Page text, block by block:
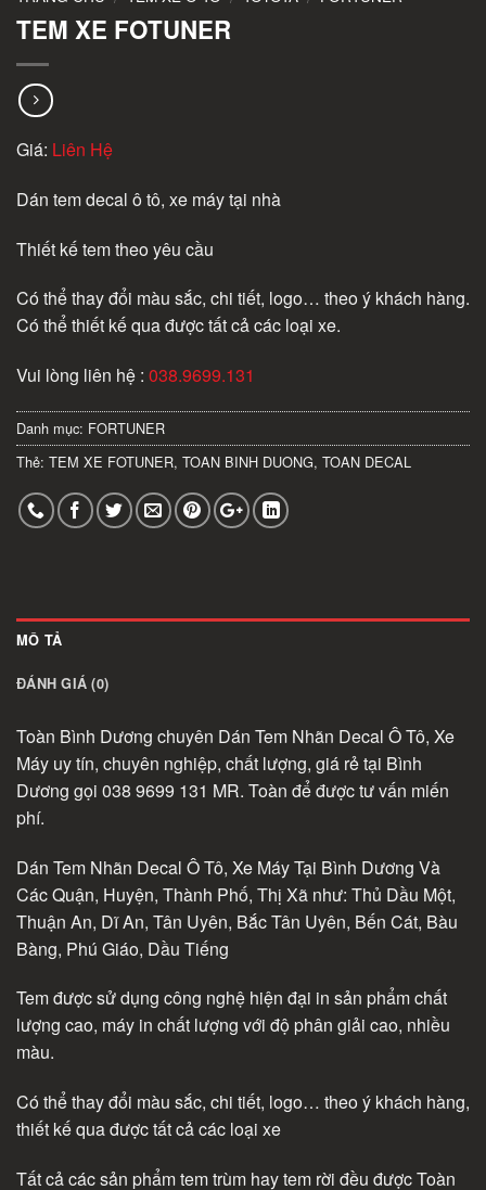
TEM XE FOTUNER
Giá: Liên Hệ
Dán tem decal ô tô, xe máy tại nhà
Thiết kế tem theo yêu cầu
Có thể thay đổi màu sắc, chi tiết, logo… theo ý khách hàng.
Có thể thiết kế qua được tất cả các loại xe.
Vui lòng liên hệ : 038.9699.131
Danh mục: FORTUNER
Thẻ: TEM XE FOTUNER, TOAN BINH DUONG, TOAN DECAL
MÔ TẢ
ĐÁNH GIÁ (0)
Toàn Bình Dương chuyên Dán Tem Nhãn Decal Ô Tô, Xe
Máy uy tín, chuyên nghiệp, chất lượng, giá rẻ tại Bình
Dương gọi 038 9699 131 MR. Toàn để được tư vấn miến
phí.
Dán Tem Nhãn Decal Ô Tô, Xe Máy Tại Bình Dương Và
Các Quận, Huyện, Thành Phố, Thị Xã như: Thủ Dầu Một,
Thuận An, Dĩ An, Tân Uyên, Bắc Tân Uyên, Bến Cát, Bàu
Bàng, Phú Giáo, Dầu Tiếng
Tem được sử dụng công nghệ hiện đại in sản phẩm chất
lượng cao, máy in chất lượng với độ phân giải cao, nhiều
màu.
Có thể thay đổi màu sắc, chi tiết, logo… theo ý khách hàng,
thiết kế qua được tất cả các loại xe
Tất cả các sản phẩm tem trùm hay tem rời đều được Toàn